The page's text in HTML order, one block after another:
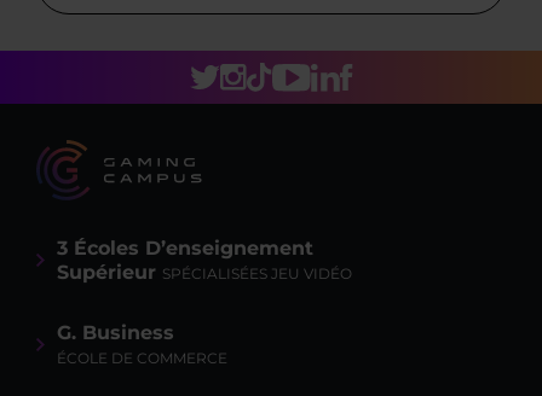
3 Écoles D’enseignement
Supérieur SPÉCIALISÉES JEU VIDÉO
G. Business
ÉCOLE DE COMMERCE